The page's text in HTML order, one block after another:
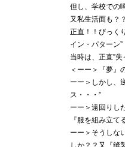
但し、学校での
又私生活面も？
正直！！びっく
イン・パターン
当時は、正直”
＜ーー＞『夢』
ーー＞しかし、
ス・・・”
ーー＞遠回りし
『服を組み立て
ーー＞そうしな
しか？？又『縫